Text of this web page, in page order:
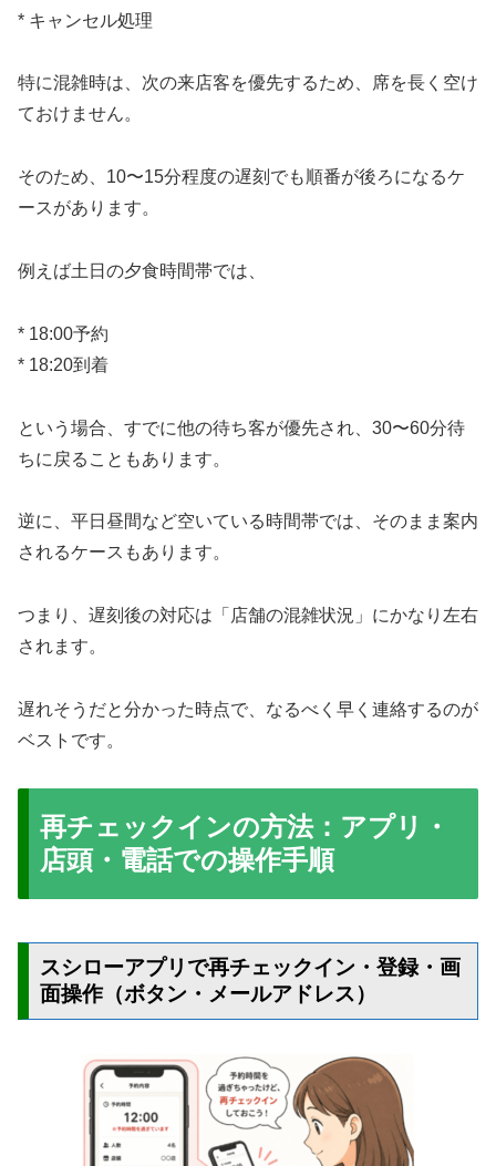
* キャンセル処理
特に混雑時は、次の来店客を優先するため、席を長く空け
ておけません。
そのため、10〜15分程度の遅刻でも順番が後ろになるケ
ースがあります。
例えば土日の夕食時間帯では、
* 18:00予約
* 18:20到着
という場合、すでに他の待ち客が優先され、30〜60分待
ちに戻ることもあります。
逆に、平日昼間など空いている時間帯では、そのまま案内
されるケースもあります。
つまり、遅刻後の対応は「店舗の混雑状況」にかなり左右
されます。
遅れそうだと分かった時点で、なるべく早く連絡するのが
ベストです。
再チェックインの方法：アプリ・
店頭・電話での操作手順
スシローアプリで再チェックイン・登録・画
面操作（ボタン・メールアドレス）